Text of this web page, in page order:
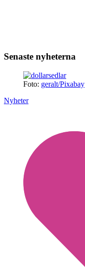
Senaste nyheterna
Foto: geralt/Pixabay
Nyheter